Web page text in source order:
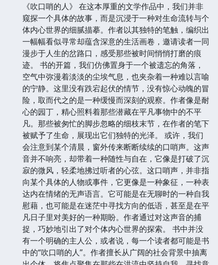
《吹口哨的人》 在这本厚重的文学作品中，我们并非
窥探一个具体的故事，而是沉浸于一种对生命流转与个
体内心世界的细腻描摹。作者以其独特的笔触，编织出
一幅幅看似寻常却蕴含深意的生活画卷，邀请读者一同
漫步于人生的岔路口，感受那些被时间悄悄打磨的痕
迹。 书的开篇，我们仿佛置身于一个被遗忘的角落，
空气中弥漫着淡淡的尘埃气息，也夹杂着一种难以言喻
的宁静。这里没有跌宕起伏的情节，没有惊心动魄的冒
险，取而代之的是一种缓慢而深刻的观察。作者像是耐
心的园丁，精心照料着那些潜藏在平凡事物中的不平
凡。那些被匆忙的脚步忽略的细枝末节，在作者的笔下
被赋予了生命，展现出它们独特的光泽。 或许，我们
会注意到某个清晨，窗外传来断断续续的口哨声。这声
音并不响亮，却带着一种随性与自在，它像是打破了沉
寂的微风，轻柔地拂过听者的心弦。这口哨声，并非指
向某个具体的人物或事件，它更像是一种象征，一种表
达内在情绪的无声语言。它可能是在无聊时的一种自我
慰藉，也可能是在迷茫中寻找方向的低语，甚至是在平
凡日子里对美好的一种期盼。作者通过对这声音的捕
捉，巧妙地引出了对个体内心世界的探索。 书中并没
有一个明确的主人公，或者说，每一个读者都可能是书
中的“吹口哨的人”。作者擅长从广阔的社会背景中抽离